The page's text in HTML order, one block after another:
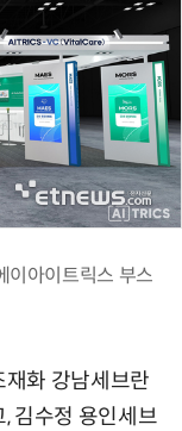
이아이트릭스 부스
화 강남세브란
김수정 용인세브